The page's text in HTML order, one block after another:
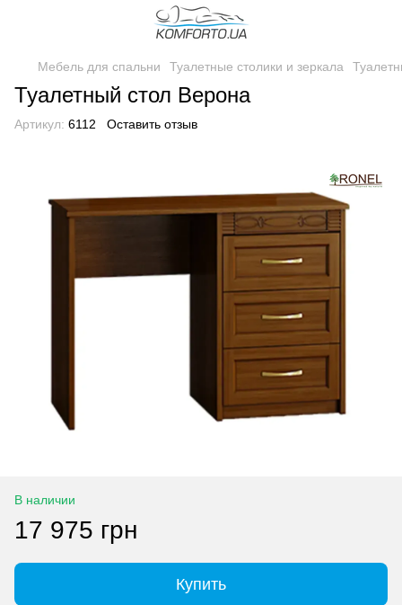
Мебель для спальни Туалетные столики и зеркала
Туалетный стол Верона
Артикул: 6112 Оставить отзыв
В наличии
17 975 грн
Купить